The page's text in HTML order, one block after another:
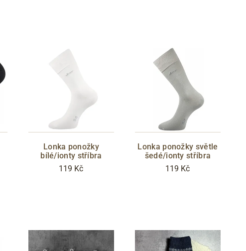
Lonka ponožky
bílé/ionty stříbra
119 Kč
Lonka ponožky světle
šedé/ionty stříbra
119 Kč